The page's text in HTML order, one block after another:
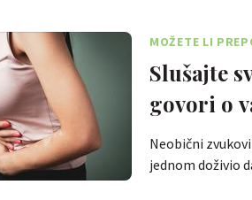
MOŽETE LI
Slušajte
govori o
Neobični
jednom doživio